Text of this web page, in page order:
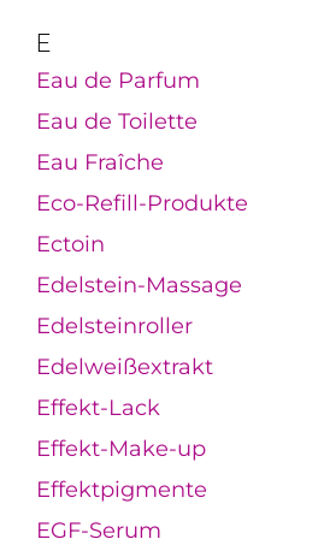
E
Eau de Parfum
Eau de Toilette
Eau Fraîche
Eco-Refill-Produkte
Ectoin
Edelstein-Massage
Edelsteinroller
Edelweißextrakt
Effekt-Lack
Effekt-Make-up
Effektpigmente
EGF-Serum